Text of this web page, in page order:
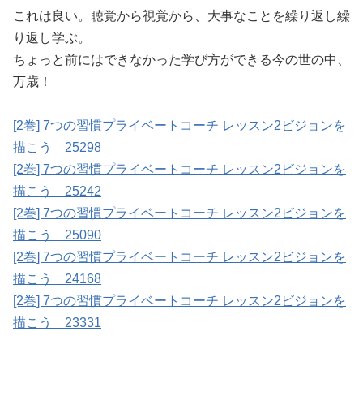
これは良い。聴覚から視覚から、大事なことを繰り返し繰
り返し学ぶ。
ちょっと前にはできなかった学び方ができる今の世の中、
万歳！
[2巻] 7つの習慣プライベートコーチ レッスン2ビジョンを
描こう 25298
[2巻] 7つの習慣プライベートコーチ レッスン2ビジョンを
描こう 25242
[2巻] 7つの習慣プライベートコーチ レッスン2ビジョンを
描こう 25090
[2巻] 7つの習慣プライベートコーチ レッスン2ビジョンを
描こう 24168
[2巻] 7つの習慣プライベートコーチ レッスン2ビジョンを
描こう 23331